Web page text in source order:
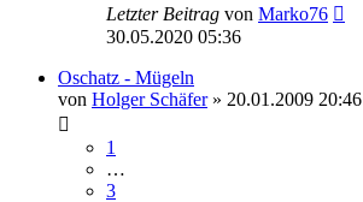
Letzter Beitrag von Marko76
30.05.2020 05:36
Oschatz - Mügeln
von Holger Schäfer» 20.01.2009 20:46
1
…
3